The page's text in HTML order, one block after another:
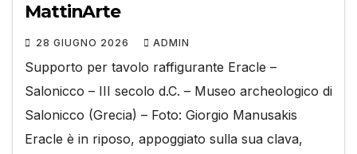
MattinArte
28 GIUGNO 2026 ADMIN
Supporto per tavolo raffigurante Eracle –
Salonicco – III secolo d.C. – Museo archeologico di
Salonicco (Grecia) – Foto: Giorgio Manusakis
Eracle è in riposo, appoggiato sulla sua clava,